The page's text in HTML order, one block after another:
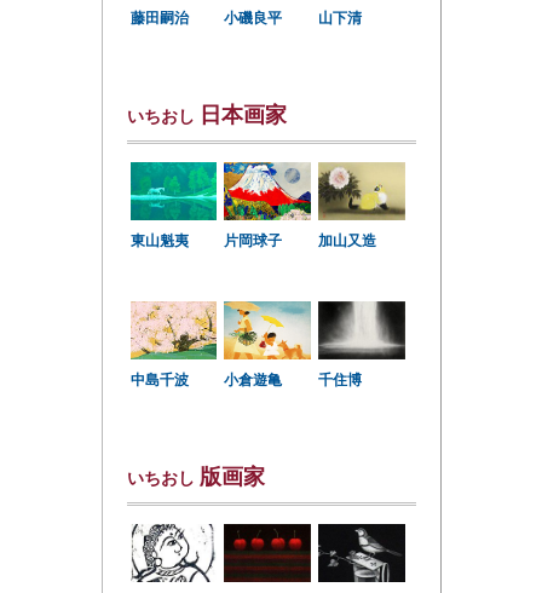
藤田嗣治 小磯良平 山下清
いちおし 日本画家
東山魁夷 片岡球子 加山又造
中島千波 小倉遊亀 千住博
いちおし 版画家